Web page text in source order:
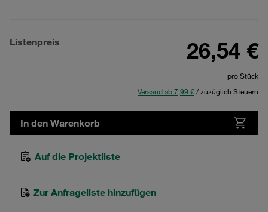
Listenpreis 26,54 €
pro Stück
Versand ab 7,99 €/ zuzüglich Steuern
In den Warenkorb
Auf die Projektliste
Zur Anfrageliste hinzufügen